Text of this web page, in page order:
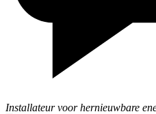
Installateur voor hernieuwbare